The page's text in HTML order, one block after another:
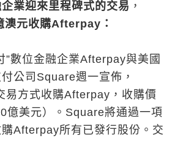
業迎來里程碑式的交易 ，
澳元收購Afterpay ：
”數位金融企業Afterpay與美國
公司Square週一宣佈，
易方式收購Afterpay，收購價
億美元）。Square將通過一項
Afterpay所有已發行股份。交